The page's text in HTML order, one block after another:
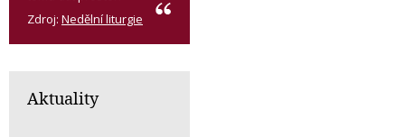
Zdroj: Nedělní liturgie
Aktuality